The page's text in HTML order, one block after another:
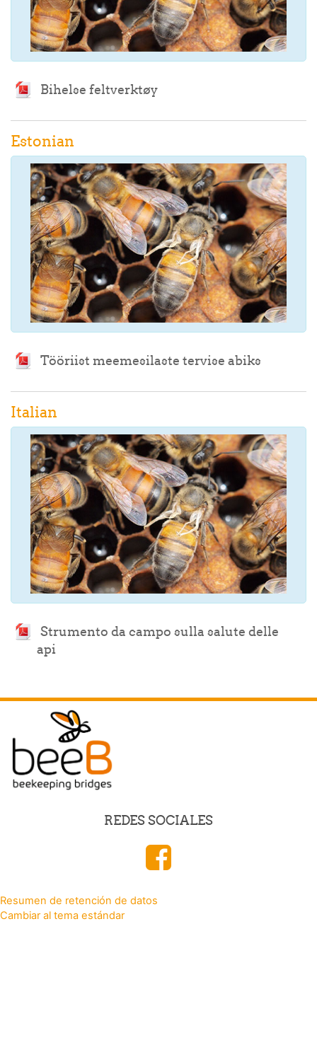
Bihelse feltverktøy
Archivo
Estonian
Tööriist meemesilaste tervise abiksArchivo
Italian
Strumento da campo sulla salute delle
api
Archivo
REDES SOCIALES
Resumen de retención de datos
Cambiar al tema estándar